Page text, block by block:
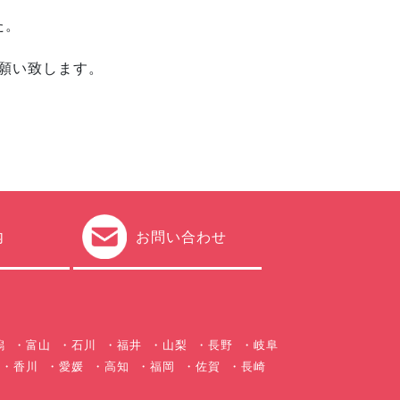
致します。
お問い合わせ
富山 石川 福井 山梨 長野
岐阜
香川
愛媛 高知 福岡 佐賀 長崎